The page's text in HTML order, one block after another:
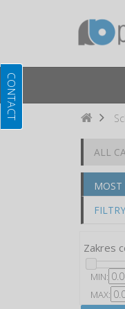
ALL
FILTRY
Zakres
MIN:
MAX: